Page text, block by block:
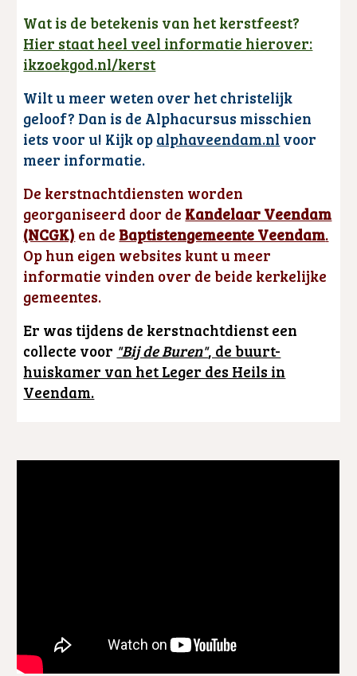
Wat is de betekenis van het kerstfeest?
Hier staat heel veel informatie hierover:
ikzoekgod.nl/kerst
Wilt u meer weten over het christelijk
geloof? Dan is de Alphacursus misschien
iets voor u! Kijk op alphaveendam.nl voor
meer informatie.
De kerstnachtdiensten worden
georganiseerd door de Kandelaar Veendam
(NCGK) en de Baptistengemeente Veendam.
Op hun eigen websites kunt u meer
informatie vinden over de beide kerkelijke
gemeentes.
Er was tijdens de kerstnachtdienst een
collecte voor "Bij de Buren", de buurt-
huiskamer van het Leger des Heils in
Veendam.